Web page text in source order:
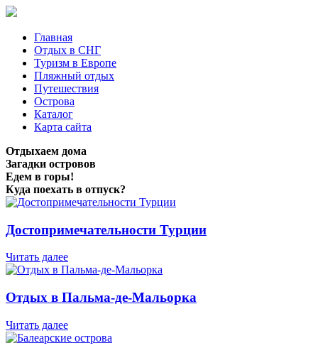
Главная
Отдых в СНГ
Туризм в Европе
Пляжный отдых
Путешествия
Острова
Каталог
Карта сайта
Отдыхаем дома
Загадки островов
Едем в горы!
Куда поехать в отпуск?
Достопримечательности Турции
Читать далее
Отдых в Пальма-де-Мальорка
Читать далее